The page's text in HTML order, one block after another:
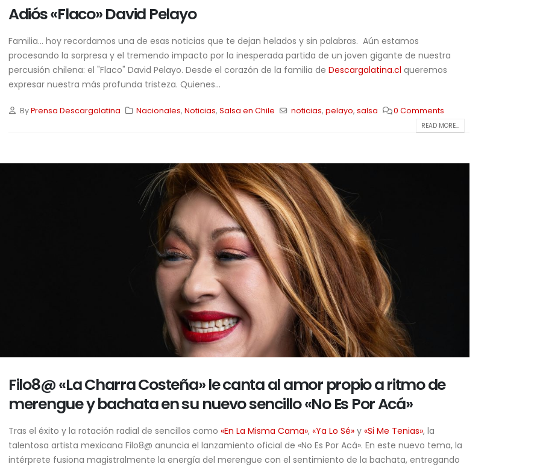
Adiós «Flaco» David Pelayo
Familia… hoy recordamos una de esas noticias que te dejan helados y sin palabras. Aún estamos
procesando la sorpresa y el tremendo impacto por la inesperada partida de un joven gigante de nuestra
percusión chilena: el "Flaco" David Pelayo. Desde el corazón de la familia de Descargalatina.cl queremos
expresar nuestra más profunda tristeza. Quienes...
ByPrensa Descargalatina Nacionales,Noticias,Salsa en Chile noticias, pelayo, salsa 0 Comments
READ MORE...
Filo8@ «La Charra Costeña» le canta al amor propio a ritmo de
merengue y bachata en su nuevo sencillo «No Es Por Acá»
Tras el éxito y la rotación radial de sencillos como «En La Misma Cama», «Ya Lo Sé» y «Si Me Tenias», la
talentosa artista mexicana Filo8@ anuncia el lanzamiento oficial de «No Es Por Acá». En este nuevo tema, la
intérprete fusiona magistralmente la energía del merengue con el sentimiento de la bachata, entregando